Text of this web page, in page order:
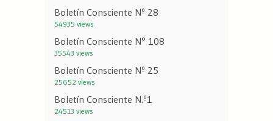
Boletín Consciente Nº 28
54935 views
Boletín Consciente N° 108
35543 views
Boletín Consciente Nº 25
25652 views
Boletín Consciente N.º1
24513 views